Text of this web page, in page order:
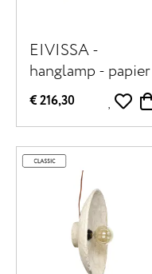
EIVISSA -
hanglamp - papier
mâché - L 58 x W
43 x H 18 cm -
zwart
€ 216,30